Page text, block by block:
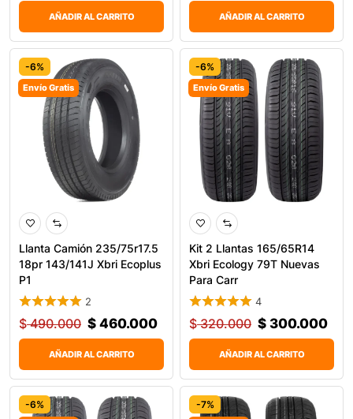
AÑADIR AL CARRITO AÑADIR AL CARRITO
-6%
Envío Gratis
Llanta Camión 235/75r17.5
18pr 143/141J Xbri Ecoplus
P1
2
$490.000 $ 460.000
AÑADIR AL CARRITO
-6%
Envío Gratis
Kit 2 Llantas 165/65R14
Xbri Ecology 79T Nuevas
Para Carr
4
$320.000 $ 300.000
AÑADIR AL CARRITO
-6% -7%